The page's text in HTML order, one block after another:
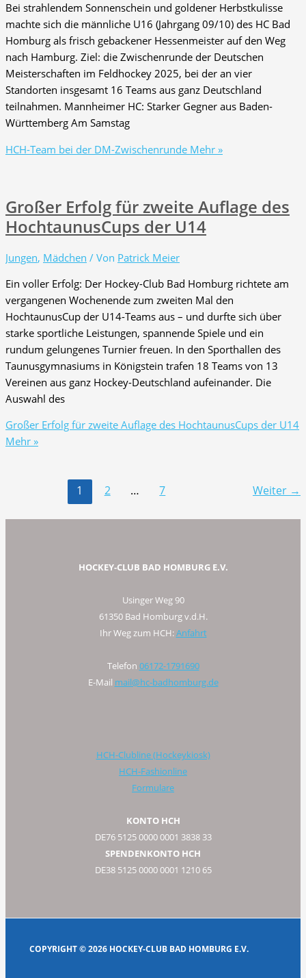
Bei strahlendem Sonnenschein und goldener Herbstkulisse
machte sich die männliche U16 (Jahrgang 09/10) des HC Bad
Homburg als frisch gebackener Hessenmeister auf den Weg
nach Hamburg. Ziel: die Zwischenrunde der Deutschen
Meisterschaften im Feldhockey 2025, bei der an vier
Standorten insgesamt 16 Teams aus ganz Deutschland
teilnahmen. Mannheimer HC: Starker Gegner aus Baden-
Württemberg Am Samstag
HCH-Team bei der DM-Zwischenrunde Mehr »
Großer Erfolg für zweite Auflage des
HochtaunusCups der U14
Jungen, Mädchen / Von Patrick Meier
Ein voller Erfolg: Der Hockey-Club Bad Homburg richtete am
vergangenen Wochenende zum zweiten Mal den
HochtaunusCup der U14-Teams aus – und durfte sich über
starke sportliche Leistungen, spannende Spiele und ein
rundum gelungenes Turnier freuen. In den Sporthallen des
Taunusgymnasiums in Königstein trafen 18 Teams von 13
Vereinen aus ganz Hockey-Deutschland aufeinander. Die
Auswahl des
Großer Erfolg für zweite Auflage des HochtaunusCups der U14
Mehr »
1 2 … 7 Weiter →
HOCKEY-CLUB BAD HOMBURG E.V.
Usinger Weg 90
61350 Bad Homburg v.d.H.
Ihr Weg zum HCH:Anfahrt
Telefon 06172-1791690
E-Mail mail@hc-badhomburg.de
HCH-Clubline (Hockeykiosk)
HCH-Fashionline
Formulare
KONTO HCH
DE76 5125 0000 0001 3838 33
SPENDENKONTO HCH
DE38 5125 0000 0001 1210 65
COPYRIGHT © 2026 HOCKEY-CLUB BAD HOMBURG E.V.